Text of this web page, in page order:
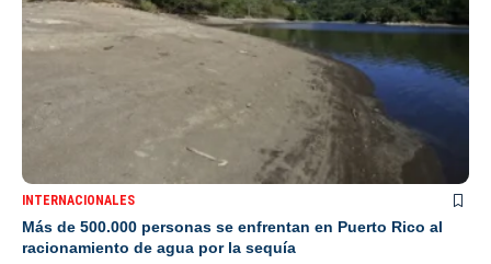
INTERNACIONALES
Más de 500.000 personas se enfrentan en Puerto Rico al
racionamiento de agua por la sequía